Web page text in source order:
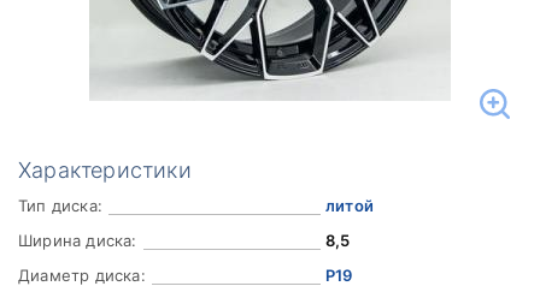
Характеристики
Тип диска:
литой
Ширина диска:
8,5
Диаметр диска:
Р19